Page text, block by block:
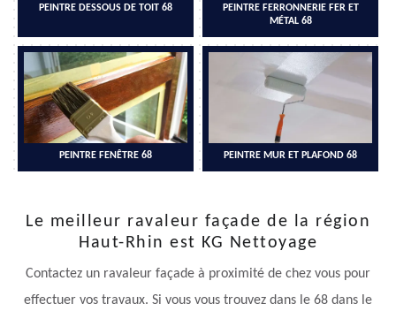
PEINTRE DESSOUS DE TOIT 68
PEINTRE FERRONNERIE FER ET
MÉTAL 68
PEINTRE FENÊTRE 68 PEINTRE MUR ET PLAFOND 68
Le meilleur ravaleur façade de la région
Haut-Rhin est KG Nettoyage
Contactez un ravaleur façade à proximité de chez vous pour
effectuer vos travaux. Si vous vous trouvez dans le 68 dans le